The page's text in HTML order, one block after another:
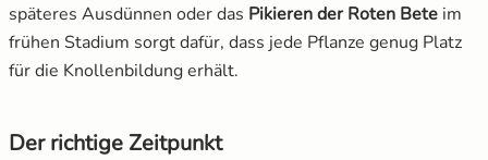
späteres Ausdünnen oder das Pikieren der Roten Bete im
frühen Stadium sorgt dafür, dass jede Pflanze genug Platz
für die Knollenbildung erhält.
Der richtige Zeitpunkt